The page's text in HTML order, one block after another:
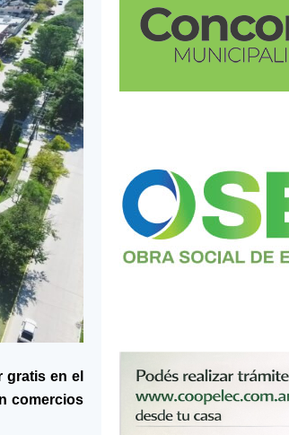
en el
comercios